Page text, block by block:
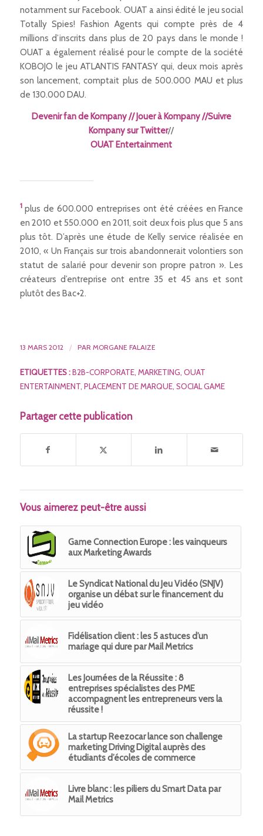
notamment sur Facebook. OUAT a ainsi édité le jeu social
Totally Spies! Fashion Agents qui compte près de 4
millions d’inscrits dans plus de 20 pays dans le monde !
OUAT a également réalisé pour le compte de la société
KOBOJO le jeu ATLANTIS FANTASY qui, deux mois après
son lancement, comptait plus de 500.000 MAU et plus
de 130.000 DAU.
Devenir fan de Kompany//Jouer à Kompany//Suivre
Kompany sur Twitter//
OUAT Entertainment
1 plus de 600.000 entreprises ont été créées en France
en 2010 et 550.000 en 2011, soit deux fois plus que 5 ans
plus tôt. D’après une étude de Kelly service réalisée en
2010, « Un Français sur trois abandonnerait volontiers son
statut de salarié pour devenir son propre patron ». Les
créateurs d’entreprise ont entre 35 et 45 ans et sont
plutôt des Bac+2.
13 MARS 2012 / PAR MORGANE FALAIZE
ETIQUETTES : B2B-CORPORATE, MARKETING, OUAT
ENTERTAINMENT, PLACEMENT DE MARQUE, SOCIAL GAME
Partager cette publication
Vous aimerez peut-être aussi
Game Connection Europe : les vainqueurs
aux Marketing Awards
Le Syndicat National du Jeu Vidéo (SNJV)
organise un débat sur le financement du
jeu vidéo
Fidélisation client : les 5 astuces d’un
mariage qui dure par Mail Metrics
Les Journées de la Réussite : 8
entreprises spécialistes des PME
accompagnent les entrepreneurs vers la
réussite !
La startup Reezocar lance son challenge
marketing Driving Digital auprès des
étudiants d’écoles de commerce
Livre blanc : les piliers du Smart Data par
Mail Metrics